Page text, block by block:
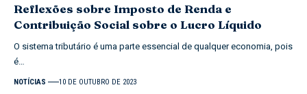
Reflexões sobre Imposto de Renda e
Contribuição Social sobre o Lucro Líquido
O sistema tributário é uma parte essencial de qualquer economia, pois
é…
NOTÍCIAS 10 DE OUTUBRO DE 2023